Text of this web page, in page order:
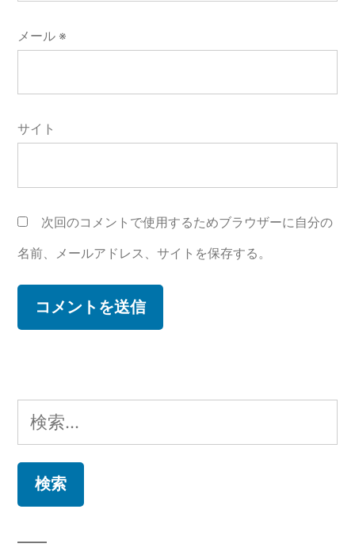
メール ※
サイト
次回のコメントで使用するためブラウザーに自分の
名前、メールアドレス、サイトを保存する。
検
索: